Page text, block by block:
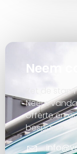
Neem
Zet de
Neem
offerte en
besparen.